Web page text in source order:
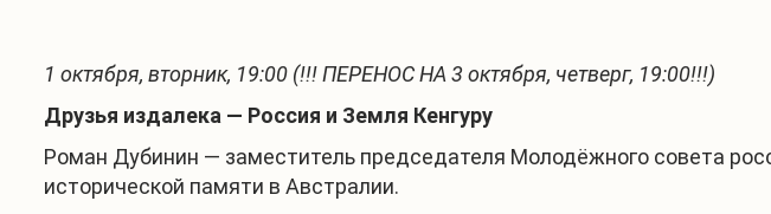
1 октября, вторник, 19:00 (!!! ПЕРЕНОС НА 3 октября, четверг, 19:00!!!)
Друзья издалека — Россия и Земля Кенгуру
Роман Дубинин — заместитель председателя Молодёжного совета
исторической памяти в Австралии.